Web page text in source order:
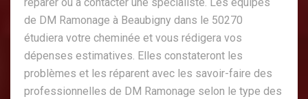
de DM Ramonage à Beaubigny dans le 50270
étudiera votre cheminée et vous rédigera vos
dépenses estimatives. Elles constateront les
problèmes et les réparent avec les savoir-faire des
professionnelles de DM Ramonage selon le type des